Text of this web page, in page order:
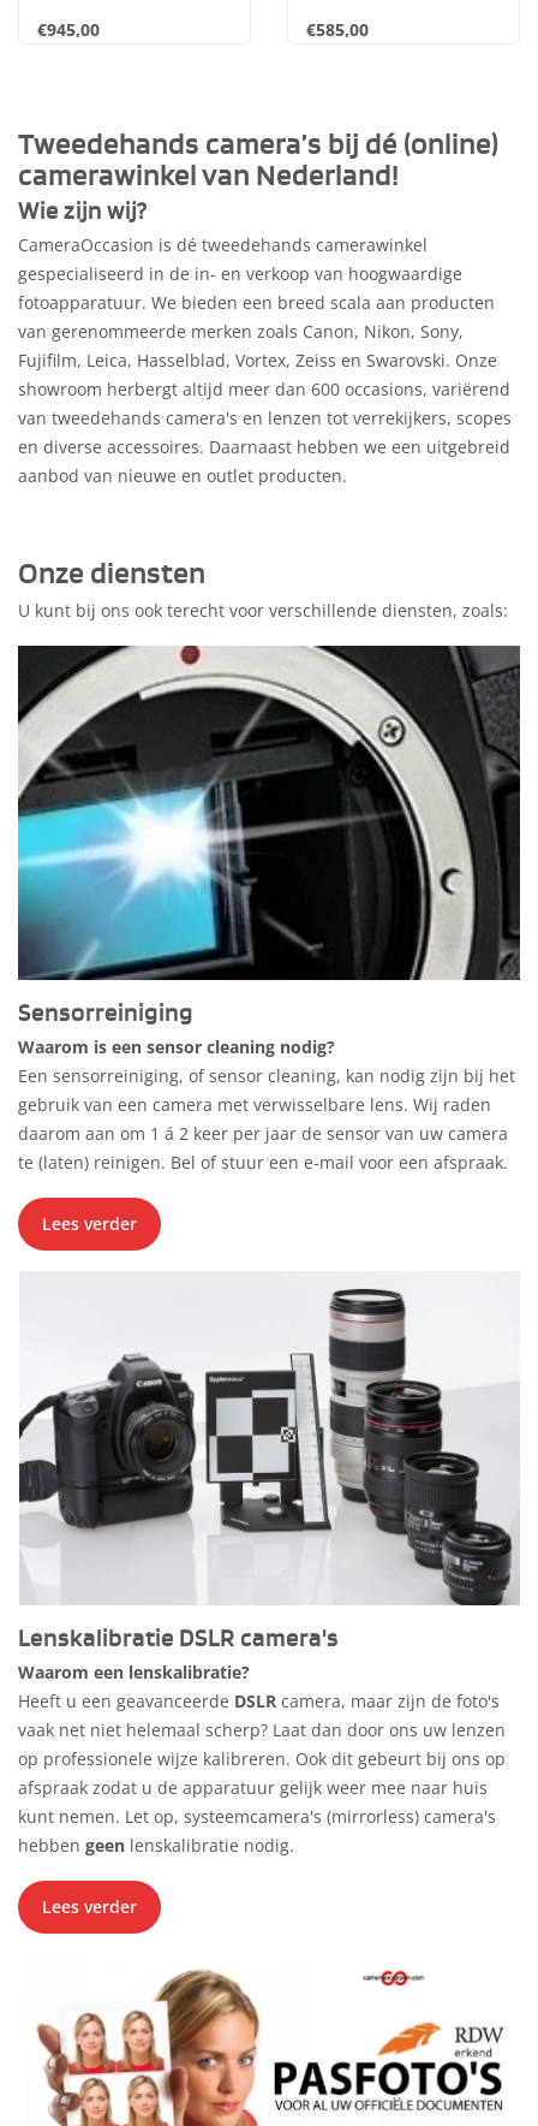
€945,00 €585,00
Tweedehands camera’s bij dé (online)
camerawinkel van Nederland!
Wie zijn wij?
CameraOccasion is dé tweedehands camerawinkel
gespecialiseerd in de in- en verkoop van hoogwaardige
fotoapparatuur. We bieden een breed scala aan producten
van gerenommeerde merken zoals Canon, Nikon, Sony,
Fujifilm, Leica, Hasselblad, Vortex, Zeiss en Swarovski. Onze
showroom herbergt altijd meer dan 600 occasions, variërend
van tweedehands camera's en lenzen tot verrekijkers, scopes
en diverse accessoires. Daarnaast hebben we een uitgebreid
aanbod van nieuwe en outlet producten.
Onze diensten
U kunt bij ons ook terecht voor verschillende diensten, zoals:
Sensorreiniging
Waarom is een sensor cleaning nodig?
Een sensorreiniging, of sensor cleaning, kan nodig zijn bij het
gebruik van een camera met verwisselbare lens. Wij raden
daarom aan om 1 á 2 keer per jaar de sensor van uw camera
te (laten) reinigen. Bel of stuur een e-mail voor een afspraak.
Lees verder
Lenskalibratie DSLR camera's
Waarom een lenskalibratie?
Heeft u een geavanceerde DSLR camera, maar zijn de foto's
vaak net niet helemaal scherp? Laat dan door ons uw lenzen
op professionele wijze kalibreren. Ook dit gebeurt bij ons op
afspraak zodat u de apparatuur gelijk weer mee naar huis
kunt nemen. Let op, systeemcamera's (mirrorless) camera's
hebben geen lenskalibratie nodig.
Lees verder